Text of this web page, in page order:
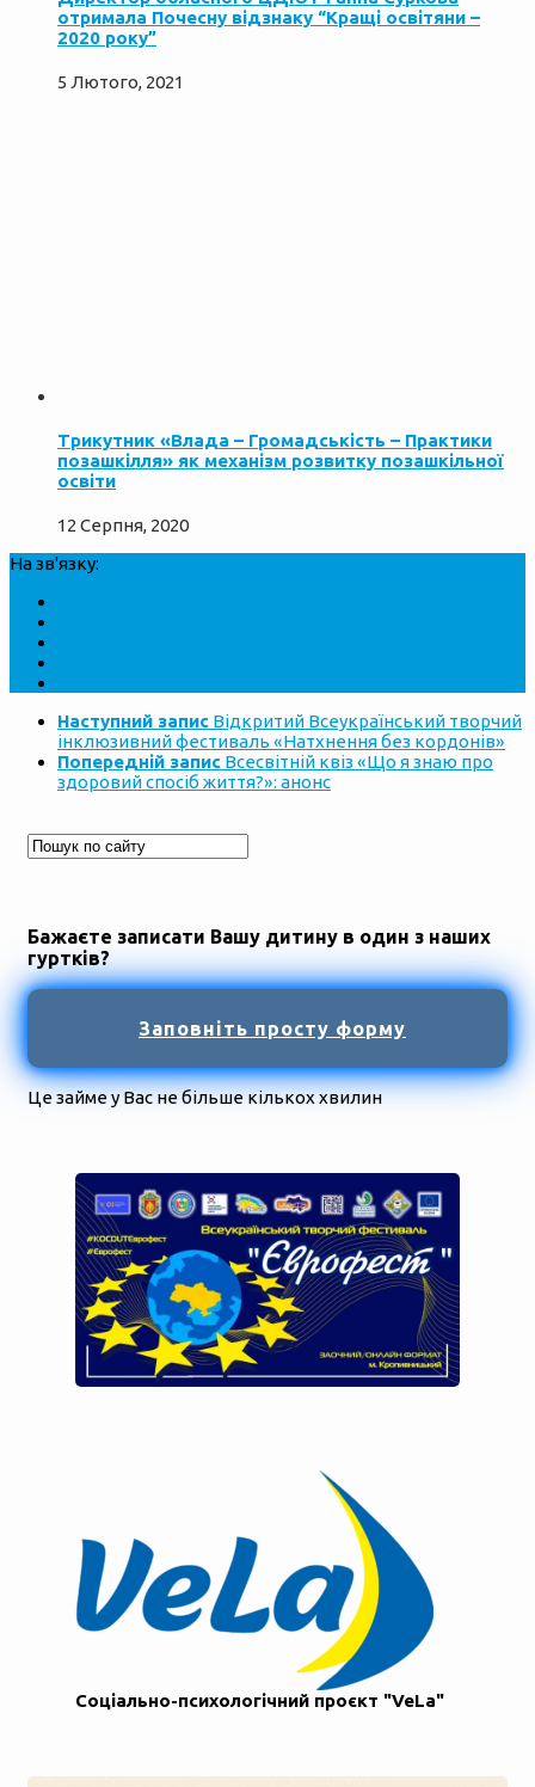
отримала Почесну відзнаку “Кращі освітяни –
2020 року”
5 Лютого, 2021
Трикутник «Влада – Громадськість – Практики
позашкілля» як механізм розвитку позашкільної
освіти
12 Серпня, 2020
На зв'язку:
Наступний запис Відкритий Всеукраїнський творчий
інклюзивний фестиваль «Натхнення без кордонів»
Попередній запис Всесвітній квіз «Що я знаю про
здоровий спосіб життя?»: анонс
Бажаєте записати Вашу дитину в один з наших
гуртків?
Заповніть просту форму
Це займе у Вас не більше кількох хвилин
Соціально-психологічний проєкт "VeLa"